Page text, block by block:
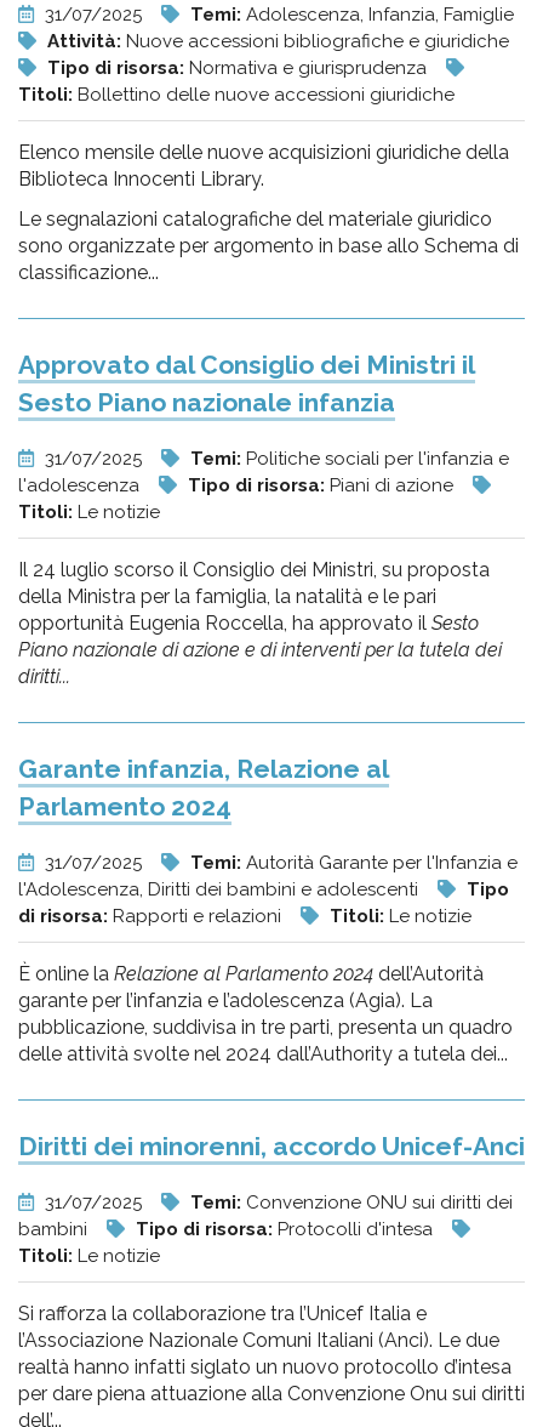
31/07/2025 Temi: Adolescenza, Infanzia, Famiglie
Attività: Nuove accessioni bibliografiche e giuridiche
Tipo di risorsa: Normativa e giurisprudenza
Titoli: Bollettino delle nuove accessioni giuridiche
Elenco mensile delle nuove acquisizioni giuridiche della
Biblioteca Innocenti Library.
Le segnalazioni catalografiche del materiale giuridico
sono organizzate per argomento in base allo Schema di
classificazione...
Approvato dal Consiglio dei Ministri il
Sesto Piano nazionale infanzia
31/07/2025 Temi: Politiche sociali per l'infanzia e
l'adolescenza
Tipo di risorsa: Piani di azione
Titoli: Le notizie
Il 24 luglio scorso il Consiglio dei Ministri, su proposta
della Ministra per la famiglia, la natalità e le pari
opportunità Eugenia Roccella, ha approvato il Sesto
Piano nazionale di azione e di interventi per la tutela dei
diritti...
Garante infanzia, Relazione al
Parlamento 2024
31/07/2025 Temi: Autorità Garante per l'Infanzia e
l'Adolescenza, Diritti dei bambini e adolescenti
Tipo
di risorsa: Rapporti e relazioni Titoli: Le notizie
È online la Relazione al Parlamento 2024 dell’Autorità
garante per l’infanzia e l’adolescenza (Agia). La
pubblicazione, suddivisa in tre parti, presenta un quadro
delle attività svolte nel 2024 dall’Authority a tutela dei...
Diritti dei minorenni, accordo Unicef-Anci
31/07/2025 Temi: Convenzione ONU sui diritti dei
bambini
Tipo di risorsa: Protocolli d'intesa
Titoli: Le notizie
Si rafforza la collaborazione tra l’Unicef Italia e
l’Associazione Nazionale Comuni Italiani (Anci). Le due
realtà hanno infatti siglato un nuovo protocollo d’intesa
per dare piena attuazione alla Convenzione Onu sui diritti
dell’...